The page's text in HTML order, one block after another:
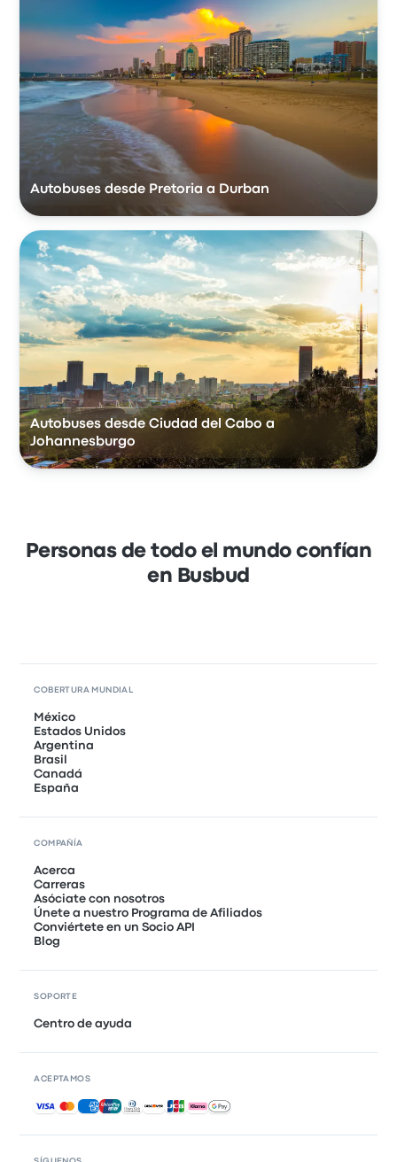
Autobuses desde Pretoria a Durban
Autobuses desde Ciudad del Cabo a
Johannesburgo
Personas de todo el mundo confían
en Busbud
COBERTURA MUNDIAL
México
Estados Unidos
Argentina
Brasil
Canadá
España
COMPAÑÍA
Acerca
Carreras
Asóciate con nosotros
Únete a nuestro Programa de Afiliados
Conviértete en un Socio API
Blog
SOPORTE
Centro de ayuda
ACEPTAMOS
Pagos aceptados